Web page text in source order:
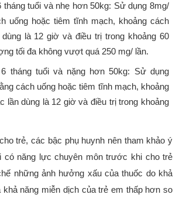
tháng tuổi và nhẹ hơn 50kg: Sử dụng 8mg/
uống hoặc tiêm tĩnh mạch, khoảng cách
là 12 giờ và điều trị trong khoảng 60
tối đa không vượt quá 250 mg/ lần.
tháng tuổi và nặng hơn 50kg: Sử dụng
cách uống hoặc tiêm tĩnh mạch, khoảng
lần dùng là 12 giờ và điều trị trong khoảng
trẻ, các bậc phụ huynh nên tham khảo ý
có năng lực chuyên môn trước khi cho trẻ
những ảnh hưởng xấu của thuốc do khả
khả năng miễn dịch của trẻ em thấp hơn so